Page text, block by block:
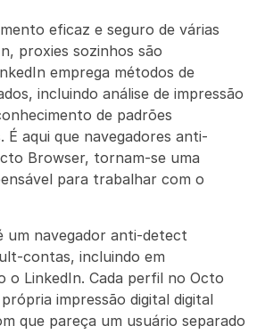
eficaz e seguro de várias
proxies sozinhos são
emprega métodos de
incluindo análise de impressão
de padrões
É aqui que navegadores anti-
Browser, tornam-se uma
para trabalhar com o
um navegador anti-detect
contas, incluindo em
o LinkedIn. Cada perfil no Octo
impressão digital digital
que pareça um usuário separado